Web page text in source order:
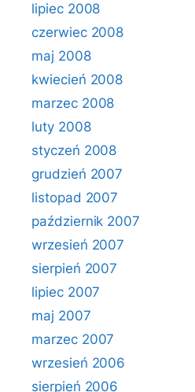
lipiec 2008
czerwiec 2008
maj 2008
kwiecień 2008
marzec 2008
luty 2008
styczeń 2008
grudzień 2007
listopad 2007
październik 2007
wrzesień 2007
sierpień 2007
lipiec 2007
maj 2007
marzec 2007
wrzesień 2006
sierpień 2006